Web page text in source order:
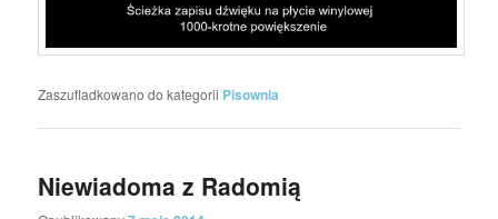
Zaszufladkowano do kategorii Pisownia
Niewiadoma z Radomią